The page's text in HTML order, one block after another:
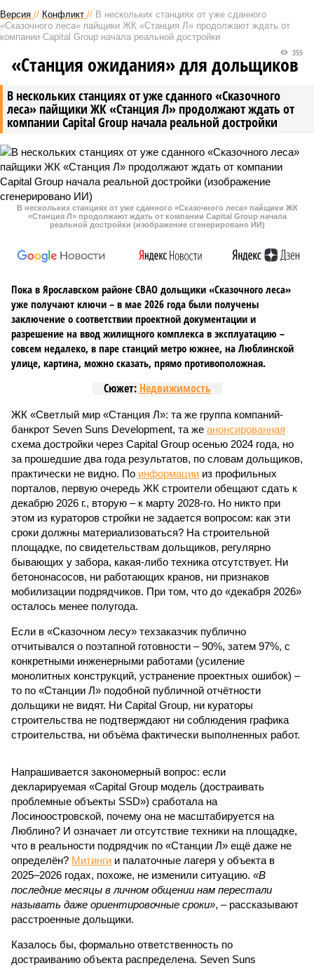
Версия // Конфликт // В нескольких станциях от уже сданного
«Сказочного леса» пайщики ЖК «Станция Л» продолжают ждать от
компании Capital Group начала реальной достройки
В нескольких станциях от уже сданного «Сказочного
леса» пайщики ЖК «Станция Л» продолжают ждать от
компании Capital Group начала реальной достройки
355
«Станция ожидания» для дольщиков
В нескольких станциях от уже сданного «Сказочного леса» пайщики ЖК
«Станция Л» продолжают ждать от компании Capital Group начала
реальной достройки (изображение сгенерировано ИИ)
Пока в Ярославском районе СВАО дольщики «Сказочного леса»
уже получают ключи – в мае 2026 года были получены
заключение о соответствии проектной документации и
разрешение на ввод жилищного комплекса в эксплуатацию –
совсем недалеко, в паре станций метро южнее, на Люблинской
улице, картина, можно сказать, прямо противоположная.
Сюжет: Недвижимость
ЖК «Светлый мир «Станция Л»: та же группа компаний-
банкрот Seven Suns Development, та же анонсированная
схема достройки через Capital Group осенью 2024 года, но
за прошедшие два года результатов, по словам дольщиков,
практически не видно. По информации из профильных
порталов, первую очередь ЖК строители обещают сдать к
декабрю 2026 г., вторую – к марту 2028-го. Но никто при
этом из кураторов стройки не задается вопросом: как эти
сроки должны материализоваться? На строительной
площадке, по свидетельствам дольщиков, регулярно
бывающих у забора, какая-либо техника отсутствует. Ни
бетононасосов, ни работающих кранов, ни признаков
мобилизации подрядчиков. При том, что до «декабря 2026»
осталось менее полугода.
Если в «Сказочном лесу» техзаказчик публично
отчитывался о поэтапной готовности – 90%, затем 97%, с
конкретными инженерными работами (усиление
монолитных конструкций, устранение проектных ошибок) –
то по «Станции Л» подобной публичной отчётности
дольщики не видят. Ни Capital Group, ни кураторы
строительства не подтверждают ни соблюдения графика
строительства, ни объёма фактически выполненных работ.
Напрашивается закономерный вопрос: если
декларируемая «Capital Group модель (достраивать
проблемные объекты SSD») сработала на
Лосиноостровской, почему она не масштабируется на
Люблино? И означает ли отсутствие техники на площадке,
что в реальности подрядчик по «Станции Л» ещё даже не
определён? Митинги и палаточные лагеря у объекта в
2025–2026 годах, похоже, не изменили ситуацию. «В
последние месяцы в личном общении нам перестали
называть даже ориентировочные сроки», – рассказывают
расстроенные дольщики.
Казалось бы, формально ответственность по
достраиванию объекта распределена. Seven Suns